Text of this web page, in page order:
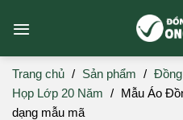
Trang chủ / Sản phẩm /
Họp Lớp 20 Năm / Mẫu Áo
dạng mẫu mã